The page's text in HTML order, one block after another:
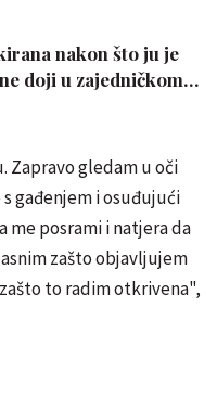
nakon što ju je
doji u zajedničkom
Zapravo gledam u oči
gađenjem i osuđujući
me posrami i natjera da
zašto objavljujem
to radim otkrivena",